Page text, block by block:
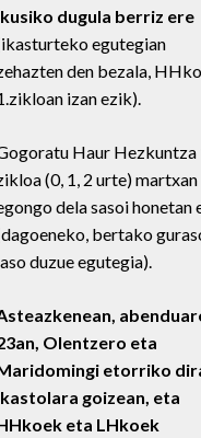
dugula berriz ere
egutegian
den bezala, HHko
izan ezik).
Haur Hezkuntza
(0, 1, 2 urte) martxan
dela sasoi honetan
bertako
duzue egutegia).
Olentzero eta
etorriko
goizean, eta
eta LHkoek